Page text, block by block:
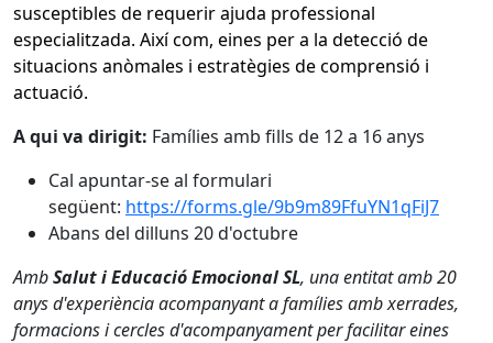
susceptibles de requerir ajuda professional
especialitzada. Així com, eines per a la detecció de
situacions anòmales i estratègies de comprensió i
actuació.
A qui va dirigit: Famílies amb fills de 12 a 16 anys
Cal apuntar-se al formulari
següent: https://forms.gle/9b9m89FfuYN1qFiJ7
Abans del dilluns 20 d'octubre
AmbSalut i Educació Emocional SL, una entitat amb 20
anys d'experiència acompanyant a famílies amb xerrades,
formacions i cercles d'acompanyament per facilitar eines